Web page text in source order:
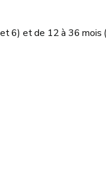
6) et de 12 à 36